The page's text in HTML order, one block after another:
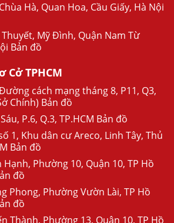
Hà, Quan Hoa, Cầu Giấy, Hà Nội
Mỹ Đình, Quận Nam Từ
Bản đồ
Cở TPHCM
cách mạng tháng 8, P11, Q3,
Chính) Bản đồ
P.6, Q.3, TP.HCM Bản đồ
1, Khu dân cư Areco, Linh Tây, Thủ
Bản đồ
Hạnh, Phường 10, Quận 10, TP Hồ
đồ
Phong, Phường Vườn Lài, TP Hồ
đồ
Thành, Phường 13, Quận 10, TP Hồ